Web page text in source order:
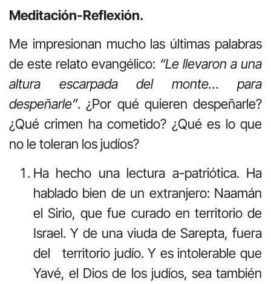
Meditación-Reflexión.
Me impresionan mucho las últimas palabras
de este relato evangélico: “Le llevaron a una
altura escarpada del monte… para
despeñarle”. ¿Por qué quieren despeñarle?
¿Qué crimen ha cometido? ¿Qué es lo que
no le toleran los judíos?
Ha hecho una lectura a-patriótica. Ha
hablado bien de un extranjero: Naamán
el Sirio, que fue curado en territorio de
Israel. Y de una viuda de Sarepta, fuera
del territorio judío. Y es intolerable que
Yavé, el Dios de los judíos, sea también